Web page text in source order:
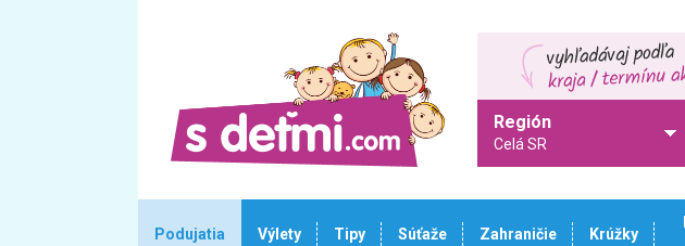
Región
Celá SR
Podujatia Výlety Tipy Súťaže Zahraničie Krúžky